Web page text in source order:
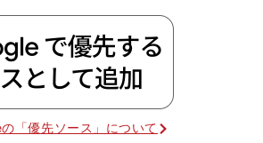
「優先ソース」について